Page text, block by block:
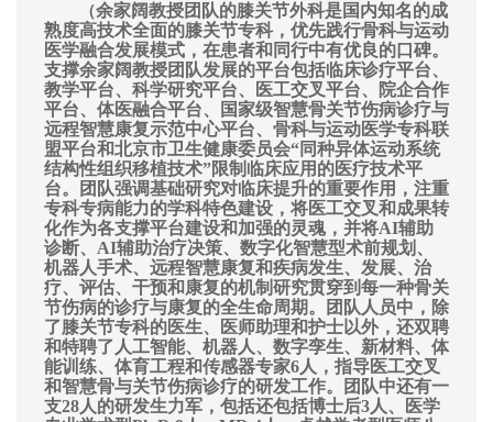
（余家阔教授团队的膝关节外科是国内知名的成
熟度高技术全面的膝关节专科，优先践行骨科与运动
医学融合发展模式，在患者和同行中有优良的口碑。
支撑余家阔教授团队发展的平台包括临床诊疗平台、
教学平台、科学研究平台、医工交叉平台、院企合作
平台、体医融合平台、国家级智慧骨关节伤病诊疗与
远程智慧康复示范中心平台、骨科与运动医学专科联
盟平台和北京市卫生健康委员会“同种异体运动系统
结构性组织移植技术”限制临床应用的医疗技术平
台。团队强调基础研究对临床提升的重要作用，注重
专科专病能力的学科特色建设，将医工交叉和成果转
化作为各支撑平台建设和加强的灵魂，并将AI辅助
诊断、AI辅助治疗决策、数字化智慧型术前规划、
机器人手术、远程智慧康复和疾病发生、发展、治
疗、评估、干预和康复的机制研究贯穿到每一种骨关
节伤病的诊疗与康复的全生命周期。团队人员中，除
了膝关节专科的医生、医师助理和护士以外，还双聘
和特聘了人工智能、机器人、数字孪生、新材料、体
能训练、体育工程和传感器专家6人，指导医工交叉
和智慧骨与关节伤病诊疗的研发工作。团队中还有一
支28人的研发生力军，包括还包括博士后3人、医学